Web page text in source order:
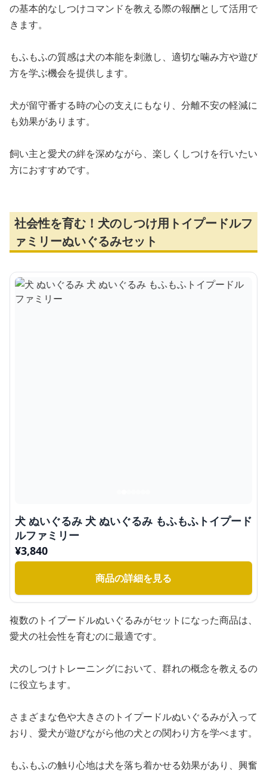
の基本的なしつけコマンドを教える際の報酬として活用で
きます。
もふもふの質感は犬の本能を刺激し、適切な噛み方や遊び
方を学ぶ機会を提供します。
犬が留守番する時の心の支えにもなり、分離不安の軽減に
も効果があります。
飼い主と愛犬の絆を深めながら、楽しくしつけを行いたい
方におすすめです。
社会性を育む！犬のしつけ用トイプードルフ
ァミリーぬいぐるみセット
犬 ぬいぐるみ 犬 ぬいぐるみ もふもふトイプード
ルファミリー
¥3,840
商品の詳細を見る
複数のトイプードルぬいぐるみがセットになった商品は、
愛犬の社会性を育むのに最適です。
犬のしつけトレーニングにおいて、群れの概念を教えるの
に役立ちます。
さまざまな色や大きさのトイプードルぬいぐるみが入って
おり、愛犬が遊びながら他の犬との関わり方を学べます。
もふもふの触り心地は犬を落ち着かせる効果があり、興奮